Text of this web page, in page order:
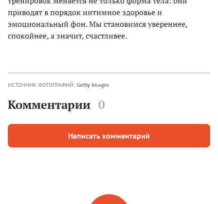
приводят в порядок интимное здоровье и
эмоциональный фон. Мы становимся увереннее,
спокойнее, а значит, счастливее.
ИСТОЧНИК ФОТОГРАФИЙ: Getty Images
Комментарии 0
Написать комментарий